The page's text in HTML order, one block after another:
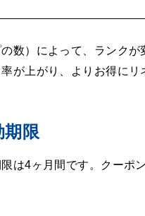
数）によって、ランク
が上がり、よりお得にリ
限
は4ヶ月間です。クーポ